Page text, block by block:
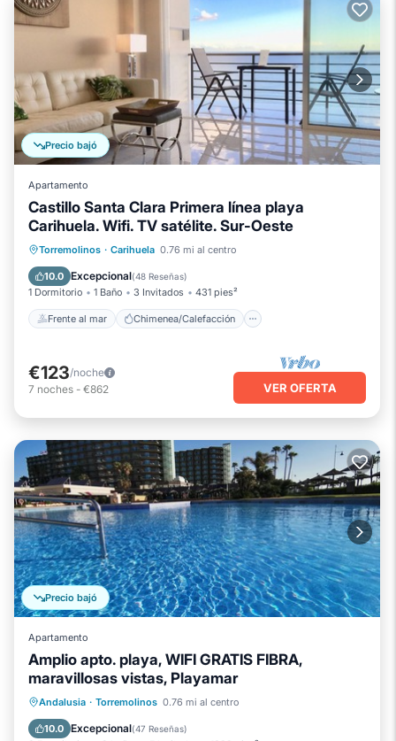
Precio bajó
Apartamento
Castillo Santa Clara Primera línea playa
Carihuela. Wifi. TV satélite. Sur-Oeste
Torremolinos · Carihuela 0.76 mi al centro
10.0 Excepcional(48 Reseñas)
1 Dormitorio 1 Baño 3 Invitados 431 pies²
Frente al mar Chimenea/Calefacción
Frente al mar
Chimenea/Calefacción
Piscina
Vista al mar
€123/noche
7 noches - €862 VER OFERTA
Precio bajó
Apartamento
Amplio apto. playa, WIFI GRATIS FIBRA,
maravillosas vistas, Playamar
Andalusia · Torremolinos 0.76 mi al centro
10.0 Excepcional(47 Reseñas)
Chimenea/Calefacción
Piscina
Vista al mar
Balcón/Terraza